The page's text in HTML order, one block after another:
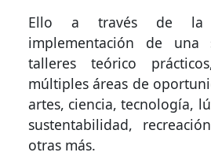
Ello a través de la
implementación de
talleres teórico
múltiples áreas de
artes, ciencia, tecnología,
sustentabilidad,
otras más.